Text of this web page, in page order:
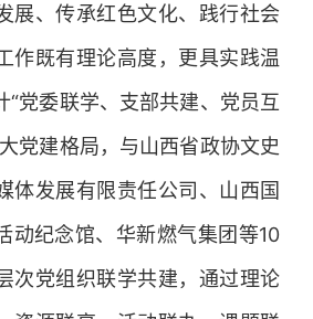
展、传承红色文化、践行社会
作既有理论高度，更具实践温
“党委联学、支部共建、党员互
党建格局，与山西省政协文史
体发展有限责任公司、山西国
动纪念馆、华新燃气集团等10
次党组织联学共建，通过理论